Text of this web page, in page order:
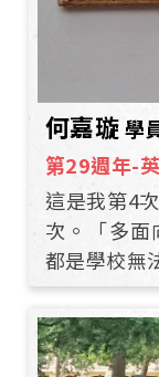
何嘉璇 學
第29週年-
這是我第4
次。「多
都是學校無